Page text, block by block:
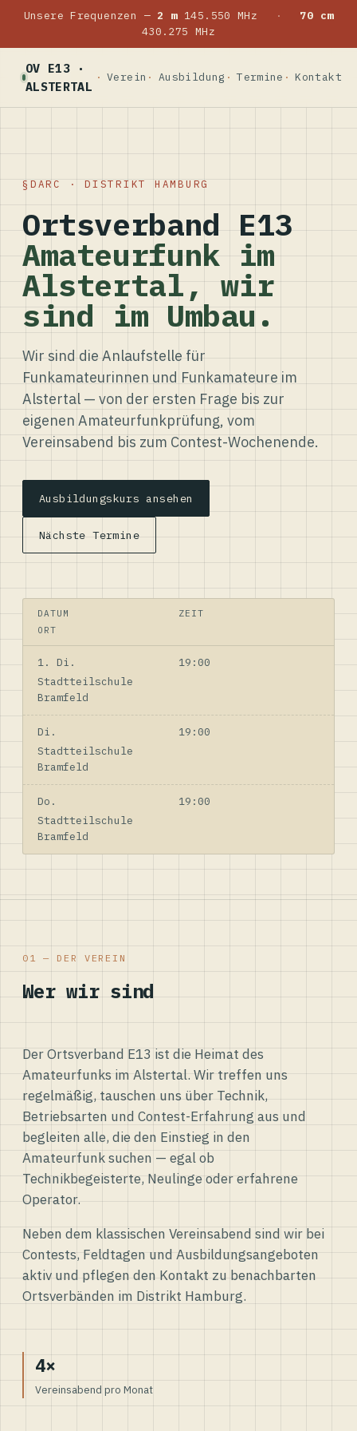
Unsere Frequenzen — 2 m145.550 MHz ·
70 cm
430.275 MHz
OV E13 ·
ALSTERTAL
Verein Ausbildung Termine Kontakt
DARC · DISTRIKT HAMBURG
Ortsverband E13
Amateurfunk im
Alstertal, wir
sind im Umbau.
Wir sind die Anlaufstelle für
Funkamateurinnen und Funkamateure im
Alstertal — von der ersten Frage bis zur
eigenen Amateurfunkprüfung, vom
Vereinsabend bis zum Contest-Wochenende.
Ausbildungskurs ansehen
Nächste Termine
DATUM
ZEIT
ORT
1. Di.
19:00
Stadtteilschule
Bramfeld
Di.
19:00
Stadtteilschule
Bramfeld
Do.
19:00
Stadtteilschule
Bramfeld
01 — DER VEREIN
Wer wir sind
Der Ortsverband E13 ist die Heimat des
Amateurfunks im Alstertal. Wir treffen uns
regelmäßig, tauschen uns über Technik,
Betriebsarten und Contest-Erfahrung aus und
begleiten alle, die den Einstieg in den
Amateurfunk suchen — egal ob
Technikbegeisterte, Neulinge oder erfahrene
Operator.
Neben dem klassischen Vereinsabend sind wir bei
Contests, Feldtagen und Ausbildungsangeboten
aktiv und pflegen den Kontakt zu benachbarten
Ortsverbänden im Distrikt Hamburg.
4×
Vereinsabend pro Monat